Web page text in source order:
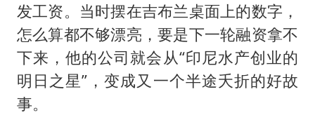
发工资。当时摆在吉布兰桌面上的数字，
怎么算都不够漂亮，要是下一轮融资拿不
下来，他的公司就会从“印尼水产创业的
明日之星”，变成又一个半途夭折的好故
事。